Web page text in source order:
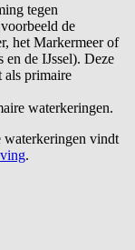
tegen
de
het Markermeer of
en de IJssel). Deze
als primaire
waterkeringen.
waterkeringen vindt
.